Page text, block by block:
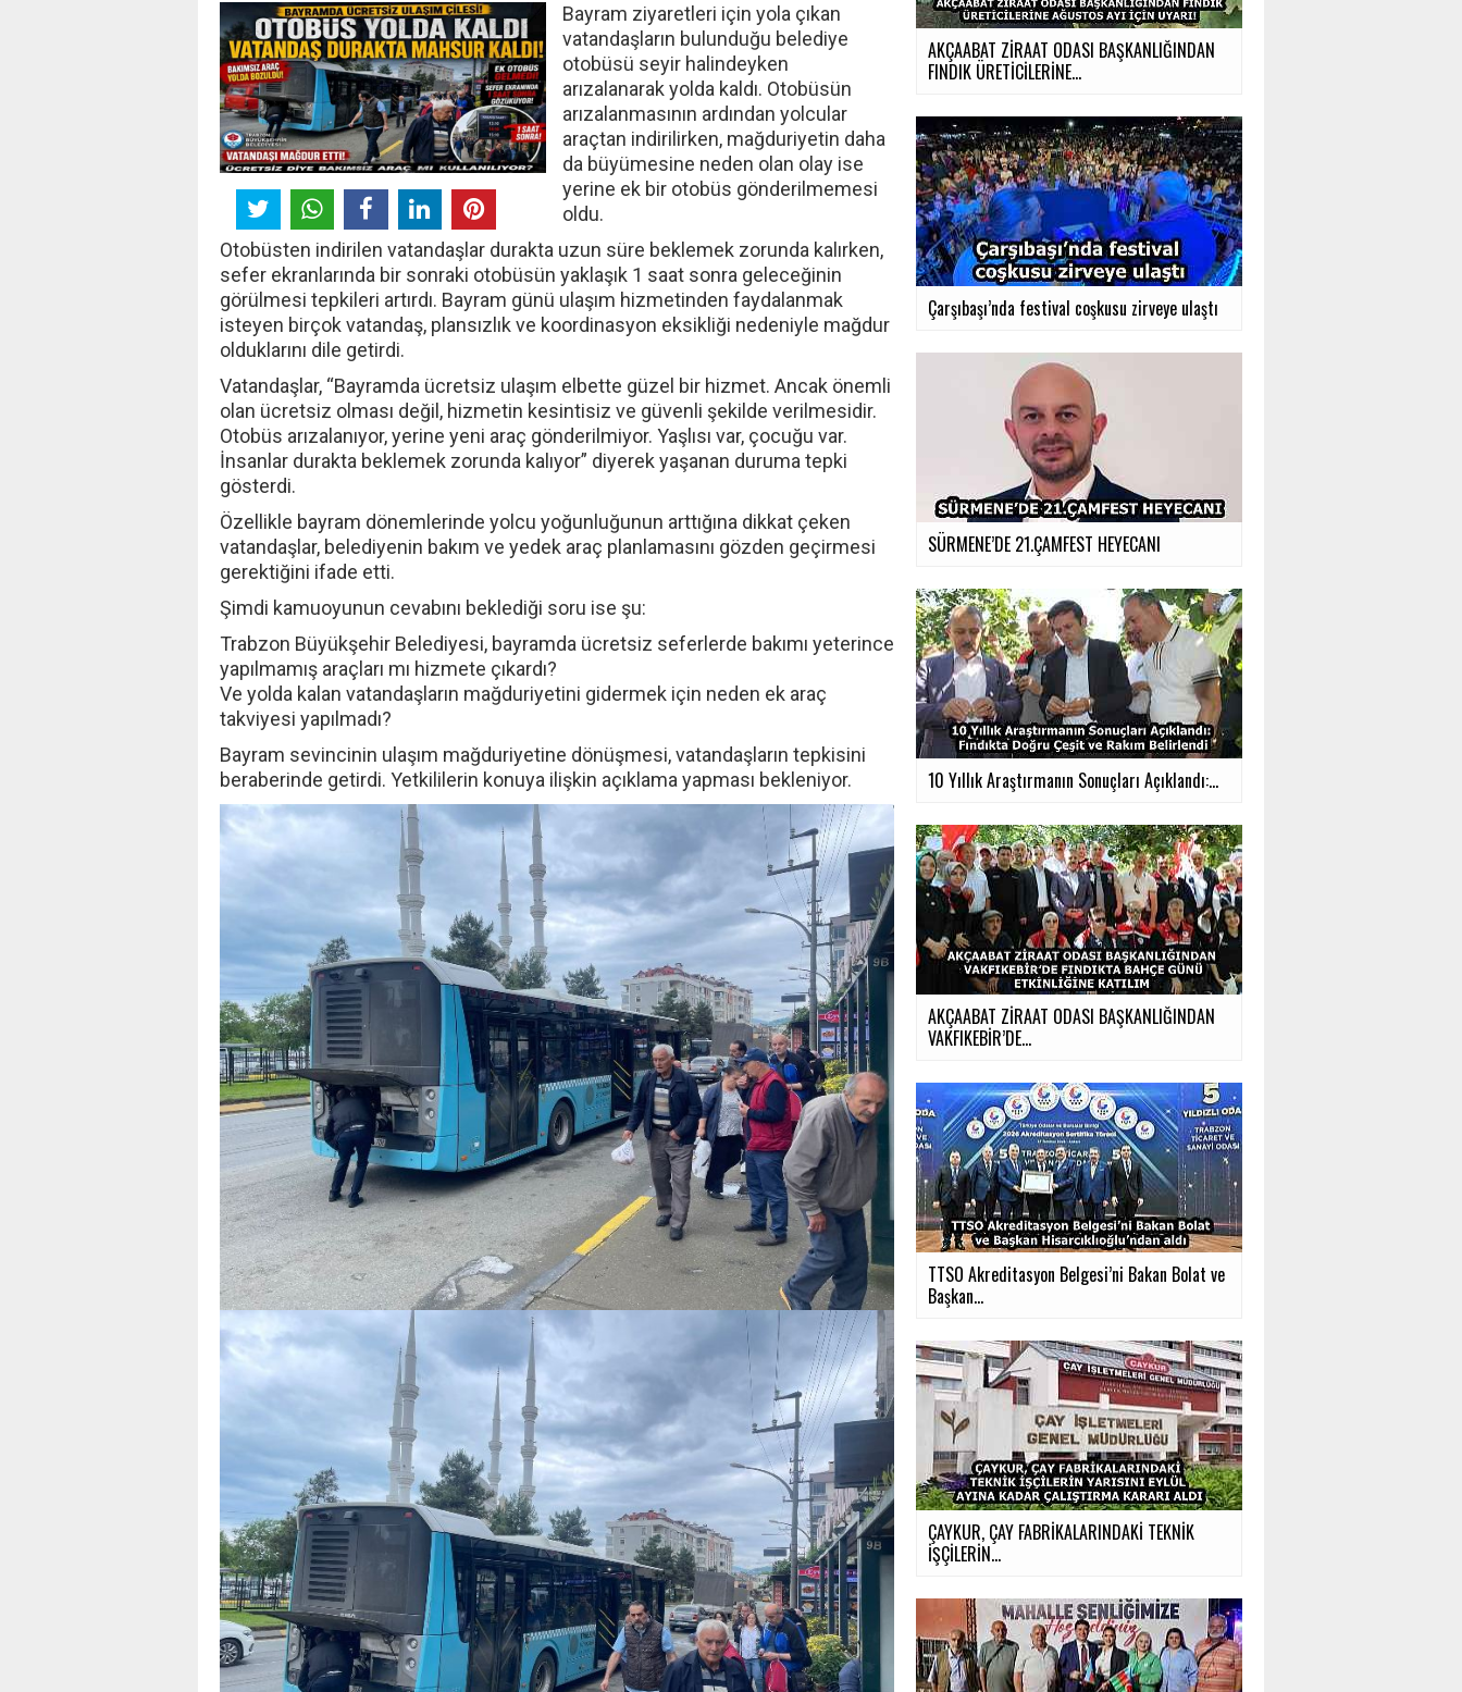
Bayram ziyaretleri için yola çıkan
vatandaşların bulunduğu belediye
otobüsü seyir halindeyken
arızalanarak yolda kaldı. Otobüsün
arızalanmasının ardından yolcular
araçtan indirilirken, mağduriyetin daha
da büyümesine neden olan olay ise
yerine ek bir otobüs gönderilmemesi
oldu.
Otobüsten indirilen vatandaşlar durakta uzun süre beklemek zorunda kalırken,
sefer ekranlarında bir sonraki otobüsün yaklaşık 1 saat sonra geleceğinin
görülmesi tepkileri artırdı. Bayram günü ulaşım hizmetinden faydalanmak
isteyen birçok vatandaş, plansızlık ve koordinasyon eksikliği nedeniyle mağdur
olduklarını dile getirdi.
Vatandaşlar, “Bayramda ücretsiz ulaşım elbette güzel bir hizmet. Ancak önemli
olan ücretsiz olması değil, hizmetin kesintisiz ve güvenli şekilde verilmesidir.
Otobüs arızalanıyor, yerine yeni araç gönderilmiyor. Yaşlısı var, çocuğu var.
İnsanlar durakta beklemek zorunda kalıyor” diyerek yaşanan duruma tepki
gösterdi.
Özellikle bayram dönemlerinde yolcu yoğunluğunun arttığına dikkat çeken
vatandaşlar, belediyenin bakım ve yedek araç planlamasını gözden geçirmesi
gerektiğini ifade etti.
Şimdi kamuoyunun cevabını beklediği soru ise şu:
Trabzon Büyükşehir Belediyesi, bayramda ücretsiz seferlerde bakımı yeterince
yapılmamış araçları mı hizmete çıkardı?
Ve yolda kalan vatandaşların mağduriyetini gidermek için neden ek araç
takviyesi yapılmadı?
Bayram sevincinin ulaşım mağduriyetine dönüşmesi, vatandaşların tepkisini
beraberinde getirdi. Yetkililerin konuya ilişkin açıklama yapması bekleniyor.
AKÇAABAT ZİRAAT ODASI BAŞKANLIĞINDAN
FINDIK ÜRETİCİLERİNE...
Çarşıbaşı’nda festival coşkusu zirveye ulaştı
SÜRMENE’DE 21.ÇAMFEST HEYECANI
10 Yıllık Araştırmanın Sonuçları Açıklandı:...
AKÇAABAT ZİRAAT ODASI BAŞKANLIĞINDAN
VAKFIKEBİR’DE...
TTSO Akreditasyon Belgesi’ni Bakan Bolat ve
Başkan...
ÇAYKUR, ÇAY FABRİKALARINDAKİ TEKNİK
İŞÇİLERİN...